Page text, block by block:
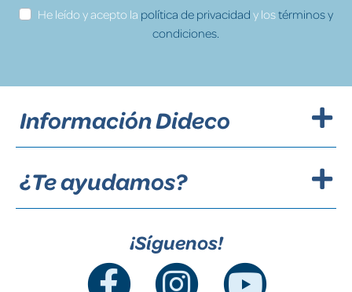
He leído y acepto la política de privacidad y lostérminos y
condiciones.
Información Dideco
¿Te ayudamos?
¡Síguenos!